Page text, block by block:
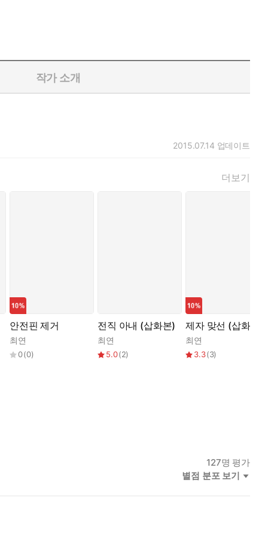
작가 소개
2015.07.14 업데이트
더보기
안전핀 제거
최연
0(0)
전직 아내 (삽화본)
최연
5.0(2)
제자 맞선 (삽화본)
최연
3.3(3)
127명 평가
별점 분포 보기